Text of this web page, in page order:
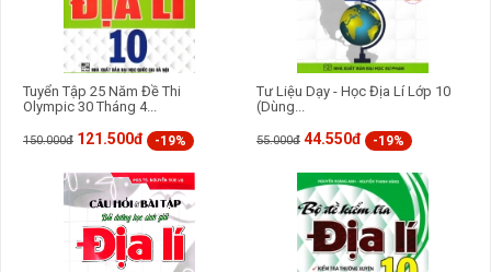
Tuyển Tập 25 Năm Đề Thi
Olympic 30 Tháng 4...
150.000đ 121.500đ -19%
Tư Liệu Dạy - Học Địa Lí Lớp 10
(Dùng...
55.000đ 44.550đ -19%